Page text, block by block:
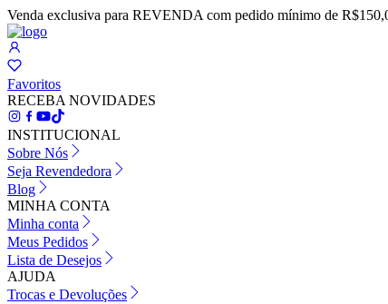
Venda exclusiva para REVENDA com pedido mínimo de
Favoritos
RECEBA NOVIDADES
INSTITUCIONAL
Sobre Nós
Seja Revendedora
Blog
MINHA CONTA
Minha conta
Meus Pedidos
Lista de Desejos
AJUDA
Trocas e Devoluções